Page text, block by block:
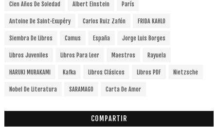
Cien Años De Soledad Albert Einstein París
Antoine De Saint-Exupéry Carlos Ruiz Zafón FRIDA KAHLO
Siembra De Libros Camus España Jorge Luis Borges
Libros Juveniles Libros Para Leer Maestros Rayuela
HARUKI MURAKAMI Kafka Libros Clásicos Libros PDF Nietzsche
Nobel De Literatura SARAMAGO Carta De Amor
COMPARTIR